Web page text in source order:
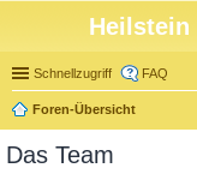
Heilstein
Schnellzugriff FAQ
Foren-Übersicht
Das Team